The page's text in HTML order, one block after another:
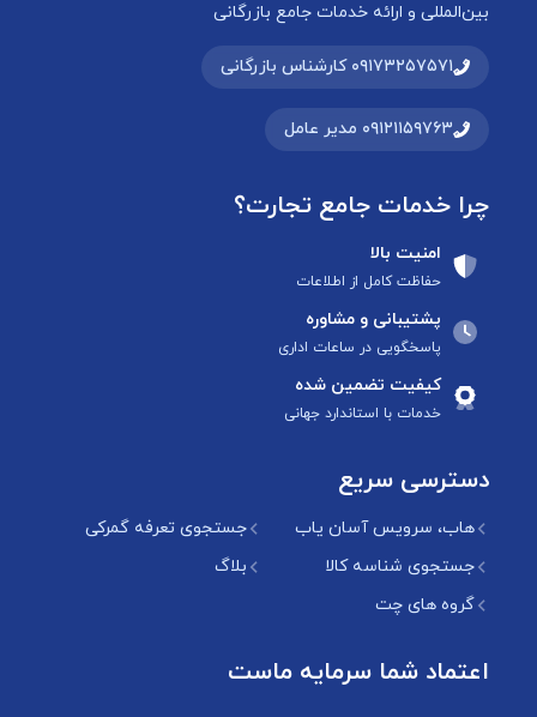
بین‌المللی و ارائه خدمات جامع بازرگانی
۰۹۱۷۳۲۵۷۵۷۱ کارشناس بازرگانی
۰۹۱۲۱۱۵۹۷۶۳ مدیر عامل
چرا خدمات جامع تجارت؟
امنیت بالا
حفاظت کامل از اطلاعات
پشتیبانی و مشاوره
پاسخگویی در ساعات اداری
کیفیت تضمین شده
خدمات با استاندارد جهانی
دسترسی سریع
هاب، سرویس آسان یاب
جستجوی تعرفه گمرکی
جستجوی شناسه کالا
بلاگ
گروه های چت
اعتماد شما سرمایه ماست